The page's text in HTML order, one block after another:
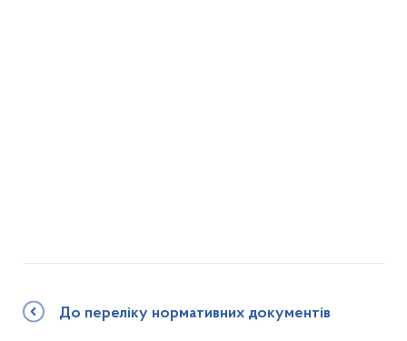
До переліку нормативних документів